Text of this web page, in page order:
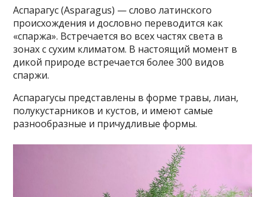
Аспарагус (Asparagus) — слово латинского
происхождения и дословно переводится как
«спаржа». Встречается во всех частях света в
зонах с сухим климатом. В настоящий момент в
дикой природе встречается более 300 видов
спаржи.
Аспарагусы представлены в форме травы, лиан,
полукустарников и кустов, и имеют самые
разнообразные и причудливые формы.